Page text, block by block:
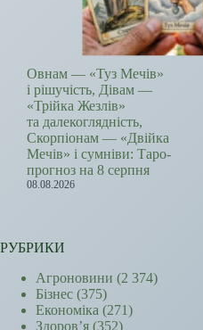
Овнам — «Туз Мечів»
і рішучість, Дівам —
«Трійка Жезлів»
та далекоглядність,
Скорпіонам — «Двійка
Мечів» і сумніви: Таро-
прогноз на 8 серпня
08.08.2026
РУБРИКИ
Агроновини (2 374)
Бізнес (375)
Економіка (271)
Здоров’я (352)